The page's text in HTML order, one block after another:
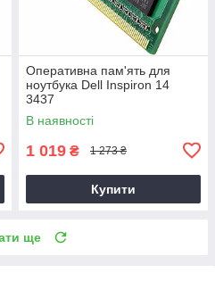
Оперативна пам'ять для
ноутбука Dell Inspiron 14
3437
В наявності
1 019 ₴ 1 273 ₴
Купити
ще